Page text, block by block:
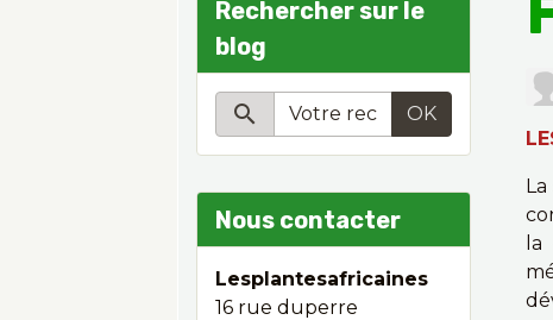
la
Rechercher sur le
blog
OK
Nous contacter
Lesplantesafricaines
16 rue duperre